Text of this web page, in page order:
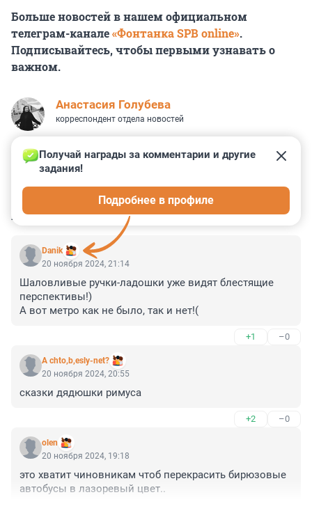
Больше новостей в нашем официальном
телеграм-канале«Фонтанка SPB online».
Подписывайтесь, чтобы первыми узнавать о
важном.
Анастасия Голубева
корреспондент отдела новостей
КОММЕНТАРИИ 13
Danik
Получай награды за комментарии и другие
задания!
Подробнее в профиле
20 ноября 2024, 21:14
Шаловливые ручки-ладошки уже видят блестящие
перспективы!)
А вот метро как не было, так и нет!(
+1 –0
A chto,b,esly-net?
20 ноября 2024, 20:55
сказки дядюшки римуса
+2 –0
olen
20 ноября 2024, 19:18
это хватит чиновникам чтоб перекрасить бирюзовые
автобусы в лазоревый цвет..